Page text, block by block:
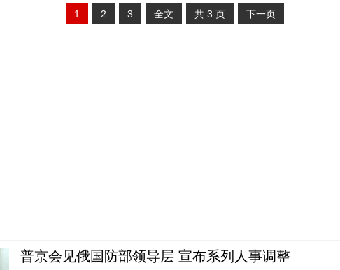
1 2 3 全文 共 3 页 下一页
普京会见俄国防部领导层 宣布系列人事调整